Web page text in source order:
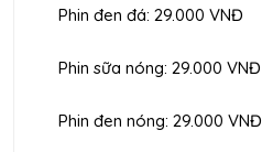
Phin đen đá: 29.000 VNĐ
Phin sữa nóng: 29.000 VNĐ
Phin đen nóng: 29.000 VNĐ